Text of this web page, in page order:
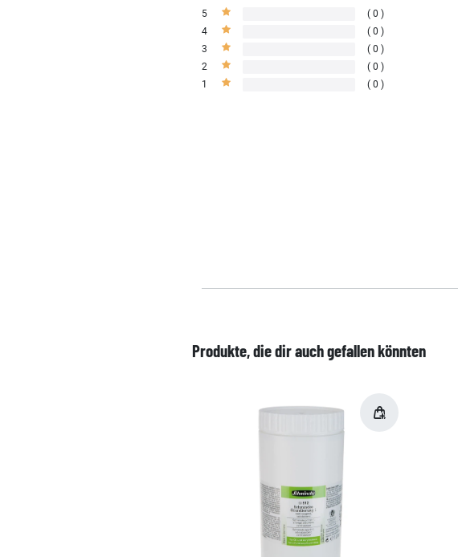
5
0
4
0
3
0
2
0
1
0
Produkte, die dir auch gefallen könnten